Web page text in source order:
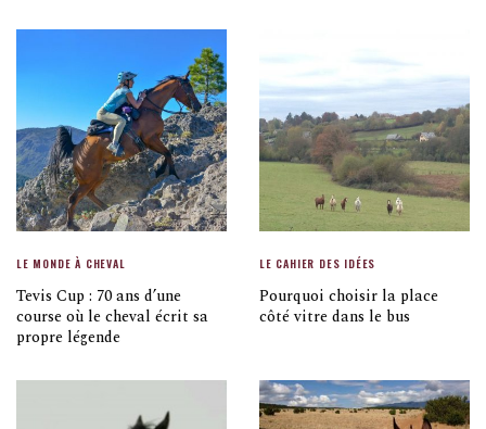
LE MONDE À CHEVAL
Tevis Cup : 70 ans d’une
course où le cheval écrit sa
propre légende
LE CAHIER DES IDÉES
Pourquoi choisir la place
côté vitre dans le bus